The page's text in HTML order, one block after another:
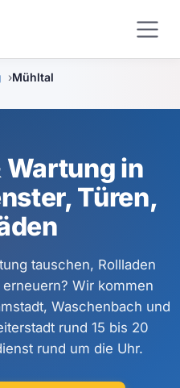
Mühltal
Wartung in
Türen,
tauschen, Rollladen
Wir kommen
Waschenbach und
rund 15 bis 20
rund um die Uhr.